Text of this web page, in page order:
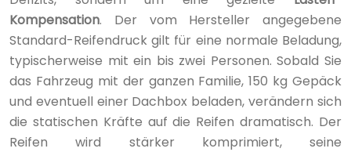
Kompensation. Der vom Hersteller angegebene
Standard-Reifendruck gilt für eine normale Beladung,
typischerweise mit ein bis zwei Personen. Sobald Sie
das Fahrzeug mit der ganzen Familie, 150 kg Gepäck
und eventuell einer Dachbox beladen, verändern sich
die statischen Kräfte auf die Reifen dramatisch. Der
Reifen wird stärker komprimiert, seine